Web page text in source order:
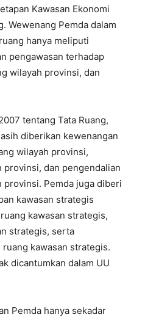
Kawasan Ekonomi
Wewenang Pemda dalam
hanya meliputi
pengawasan terhadap
wilayah provinsi, dan
tentang Tata Ruang,
diberikan kewenangan
wilayah provinsi,
provinsi, dan pengendalian
provinsi. Pemda juga diberi
kawasan strategis
kawasan strategis,
strategis, serta
kawasan strategis.
dicantumkan dalam UU
Pemda hanya sekadar